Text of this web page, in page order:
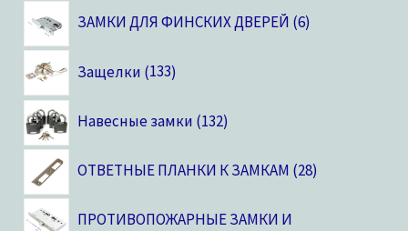
ЗАМКИ ДЛЯ ФИНСКИХ ДВЕРЕЙ 6
Защелки 133
Навесные замки 132
ОТВЕТНЫЕ ПЛАНКИ К ЗАМКАМ 28
ПРОТИВОПОЖАРНЫЕ ЗАМКИ И